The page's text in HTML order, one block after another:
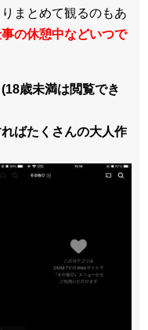
まとめて観るのもあ
の休憩中などいつで
歳未満は閲覧でき
ばたくさんの大人作